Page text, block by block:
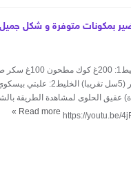
بمكونات متوفرة و شكل جميل
عقيق الحلوى لمشاهدة الطريقة
https://youtu.be/
Read more
»